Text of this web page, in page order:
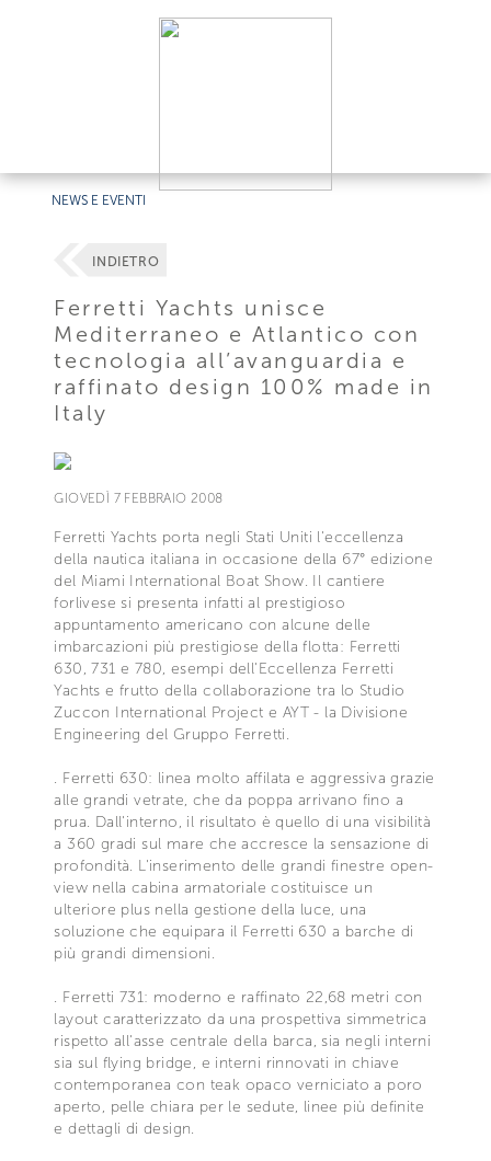
NEWS E EVENTI
INDIETRO
Ferretti Yachts unisce
Mediterraneo e Atlantico con
tecnologia all’avanguardia e
raffinato design 100% made in
Italy
GIOVEDÌ 7 FEBBRAIO 2008
Ferretti Yachts porta negli Stati Uniti l'eccellenza
della nautica italiana in occasione della 67° edizione
del Miami International Boat Show. Il cantiere
forlivese si presenta infatti al prestigioso
appuntamento americano con alcune delle
imbarcazioni più prestigiose della flotta: Ferretti
630, 731 e 780, esempi dell'Eccellenza Ferretti
Yachts e frutto della collaborazione tra lo Studio
Zuccon International Project e AYT - la Divisione
Engineering del Gruppo Ferretti.
. Ferretti 630: linea molto affilata e aggressiva grazie
alle grandi vetrate, che da poppa arrivano fino a
prua. Dall'interno, il risultato è quello di una visibilità
a 360 gradi sul mare che accresce la sensazione di
profondità. L'inserimento delle grandi finestre open-
view nella cabina armatoriale costituisce un
ulteriore plus nella gestione della luce, una
soluzione che equipara il Ferretti 630 a barche di
più grandi dimensioni.
. Ferretti 731: moderno e raffinato 22,68 metri con
layout caratterizzato da una prospettiva simmetrica
rispetto all'asse centrale della barca, sia negli interni
sia sul flying bridge, e interni rinnovati in chiave
contemporanea con teak opaco verniciato a poro
aperto, pelle chiara per le sedute, linee più definite
e dettagli di design.